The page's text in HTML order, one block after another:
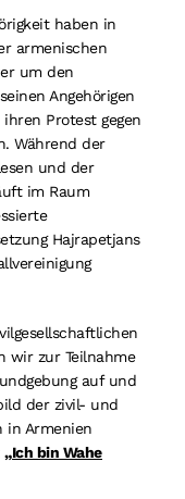
haben in
armenischen
um den
Angehörigen
Protest gegen
Während der
und der
im Raum
Hajrapetjans
wir zur Teilnahme
auf und
der zivil- und
in Armenien
„Ich bin Wahe